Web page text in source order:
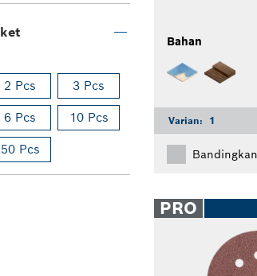
2 Pcs 3 Pcs
6 Pcs 10 Pcs
50 Pcs
Bahan
Varian: 1
PRO